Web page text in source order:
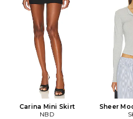
Carina Mini Skirt
NBD
Sheer